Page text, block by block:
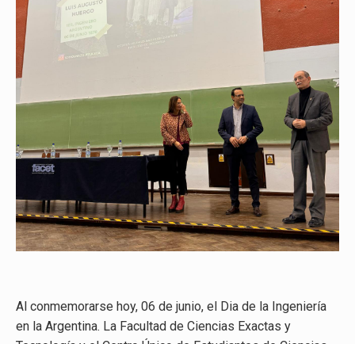
Al conmemorarse hoy, 06 de junio, el Dia de la Ingeniería
en la Argentina. La Facultad de Ciencias Exactas y